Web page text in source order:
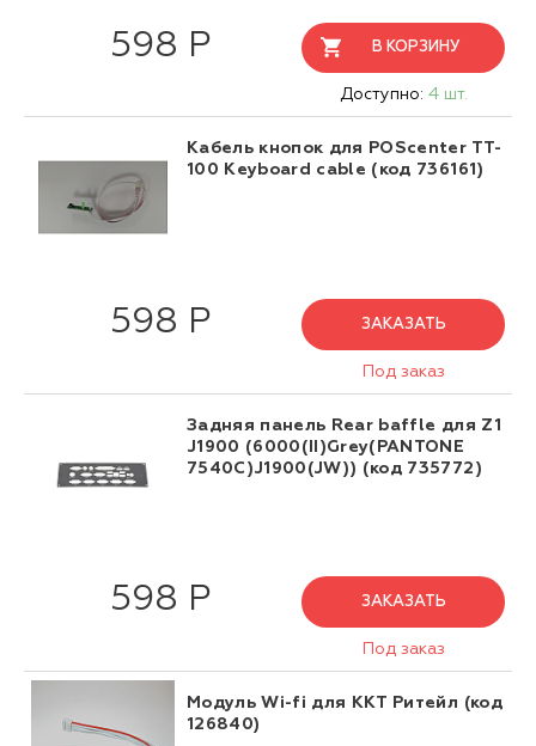
598 Р В КОРЗИНУ
Доступно: 4 шт.
Кабель кнопок для POScenter TT-
100 Keyboard cable (код 736161)
598 Р ЗАКАЗАТЬ
Под заказ
Задняя панель Rear baffle для Z1
J1900 (6000(II)Grey(PANTONE
7540C)J1900(JW)) (код 735772)
598 Р ЗАКАЗАТЬ
Под заказ
Модуль Wi-fi для ККТ Ритейл (код
126840)